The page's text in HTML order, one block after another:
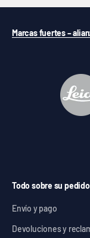
Marcas fuertes –
Todo sobre su pedido
Envío y pago
Devoluciones y